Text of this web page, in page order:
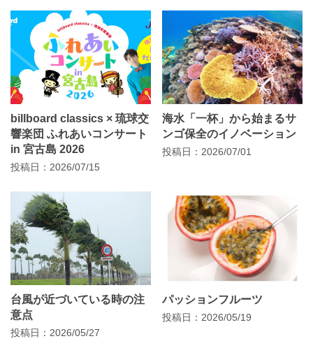
billboard classics × 琉球交
響楽団 ふれあいコンサート
in 宮古島 2026
投稿日：2026/07/15
海水「一杯」から始まるサ
ンゴ保全のイノベーション
投稿日：2026/07/01
台風が近づいている時の注
意点
投稿日：2026/05/27
パッションフルーツ
投稿日：2026/05/19